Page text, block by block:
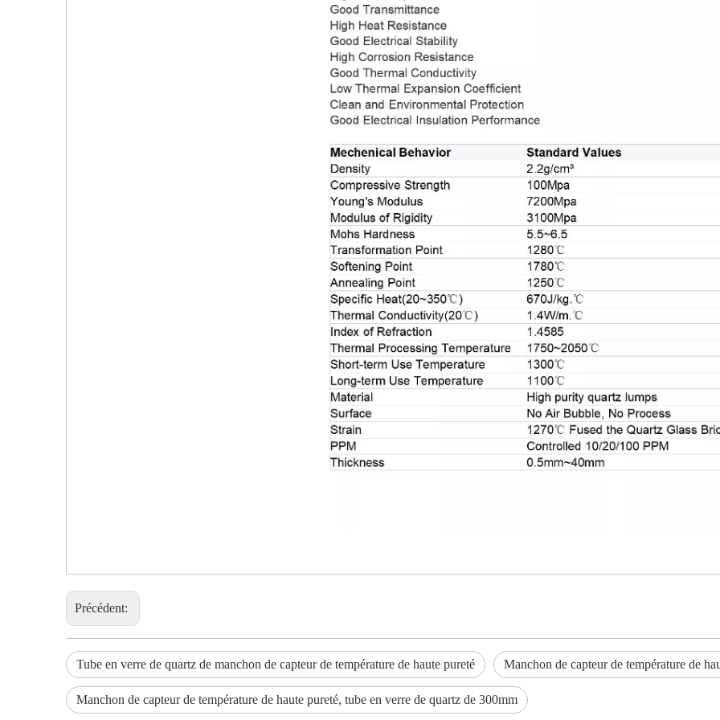
Précédent:
Tube en verre de quartz de manchon de capteur de température de haute pureté Manchon de capteur de température de
Manchon de capteur de température de haute pureté, tube en verre de quartz de 300mm